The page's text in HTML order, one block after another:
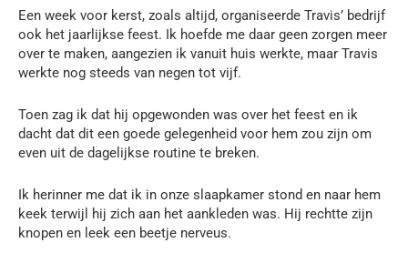
Een week voor kerst, zoals altijd, organiseerde Travis’ bedrijf
ook het jaarlijkse feest. Ik hoefde me daar geen zorgen meer
over te maken, aangezien ik vanuit huis werkte, maar Travis
werkte nog steeds van negen tot vijf.
Toen zag ik dat hij opgewonden was over het feest en ik
dacht dat dit een goede gelegenheid voor hem zou zijn om
even uit de dagelijkse routine te breken.
Ik herinner me dat ik in onze slaapkamer stond en naar hem
keek terwijl hij zich aan het aankleden was. Hij rechtte zijn
knopen en leek een beetje nerveus.